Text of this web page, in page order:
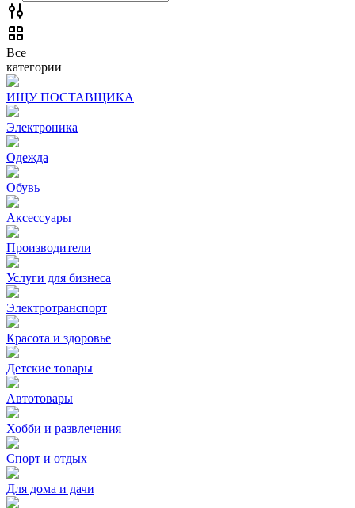
Все
категории
ИЩУ ПОСТАВЩИКА
Электроника
Одежда
Обувь
Аксессуары
Производители
Услуги для бизнеса
Электротранспорт
Красота и здоровье
Детские товары
Автотовары
Хобби и развлечения
Спорт и отдых
Для дома и дачи